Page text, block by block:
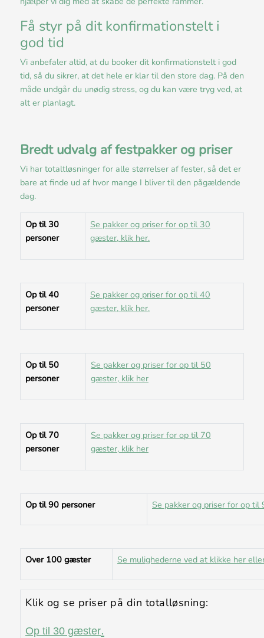
Få styr på dit konfirmationstelt i
god tid
Vi anbefaler altid, at du booker dit konfirmationstelt i god
tid, så du sikrer, at det hele er klar til den store dag. På den
måde undgår du unødig stress, og du kan være tryg ved, at
alt er planlagt.
Bredt udvalg af festpakker og priser
Vi har totaltløsninger for alle størrelser af fester, så det er
bare at finde ud af hvor mange I bliver til den pågældende
dag.
Op til 30
personer
Se pakker og priser for op til 30
gæster, klik her.
Op til 40
personer
Se pakker og priser for op til 40
gæster, klik her.
Op til 50
personer
Se pakker og priser for op til 50
gæster, klik her
Op til 70
personer
Se pakker og priser for op til 70
gæster, klik her
Op til 90 personer Se pakker og priser for op
Over 100 gæster Se mulighederne ved at klikke her
Klik og se priser på din totalløsning:
Op til 30 gæster.